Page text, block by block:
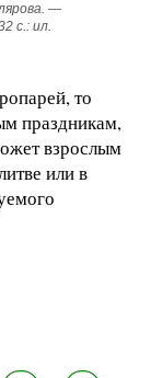
—
с.: ил.
то
праздникам,
взрослым
или в